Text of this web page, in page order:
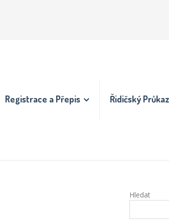
Registrace a Přepis Řidičský Průkaz
Hledat